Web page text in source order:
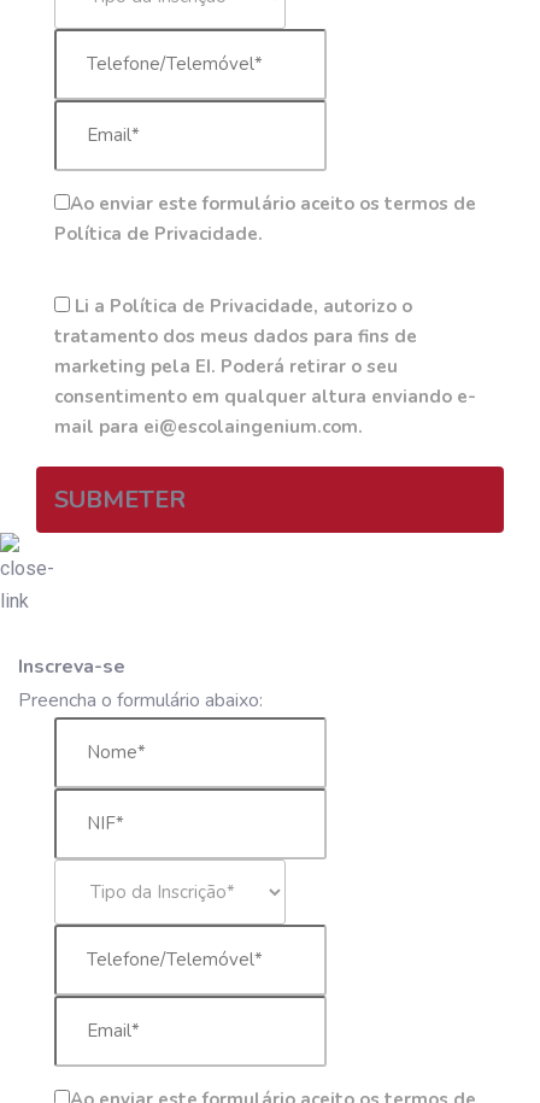
Ao enviar este formulário aceito os termos de
Política de Privacidade.
Li a Política de Privacidade, autorizo o
tratamento dos meus dados para fins de
marketing pela EI. Poderá retirar o seu
consentimento em qualquer altura enviando e-
mail para ei@escolaingenium.com.
SUBMETER
Inscreva-se
Preencha o formulário abaixo: